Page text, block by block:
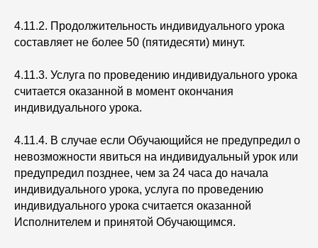
4.11.2. Продолжительность индивидуального урока
составляет не более 50 (пятидесяти) минут.
4.11.3. Услуга по проведению индивидуального урока
считается оказанной в момент окончания
индивидуального урока.
4.11.4. В случае если Обучающийся не предупредил о
невозможности явиться на индивидуальный урок или
предупредил позднее, чем за 24 часа до начала
индивидуального урока, услуга по проведению
индивидуального урока считается оказанной
Исполнителем и принятой Обучающимся.